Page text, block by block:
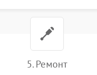
5. Ремонт